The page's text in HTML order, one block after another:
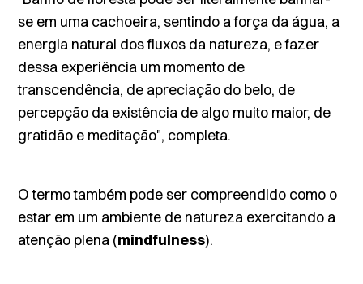
se em uma cachoeira, sentindo a força da água, a
energia natural dos fluxos da natureza, e fazer
dessa experiência um momento de
transcendência, de apreciação do belo, de
percepção da existência de algo muito maior, de
gratidão e meditação", completa.
O termo também pode ser compreendido como o
estar em um ambiente de natureza exercitando a
atenção plena (mindfulness).